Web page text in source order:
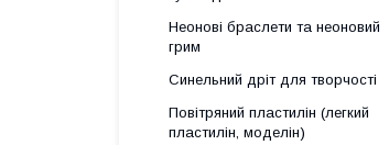
Неонові браслети та неоновий
грим
Синельний дріт для творчості
Повітряний пластилін (легкий
пластилін, моделін)